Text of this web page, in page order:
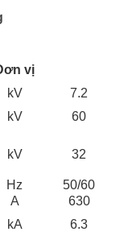
vị
kV
7.2
kV 60
kV 32
Hz
50/60
A
630
kA 6.3